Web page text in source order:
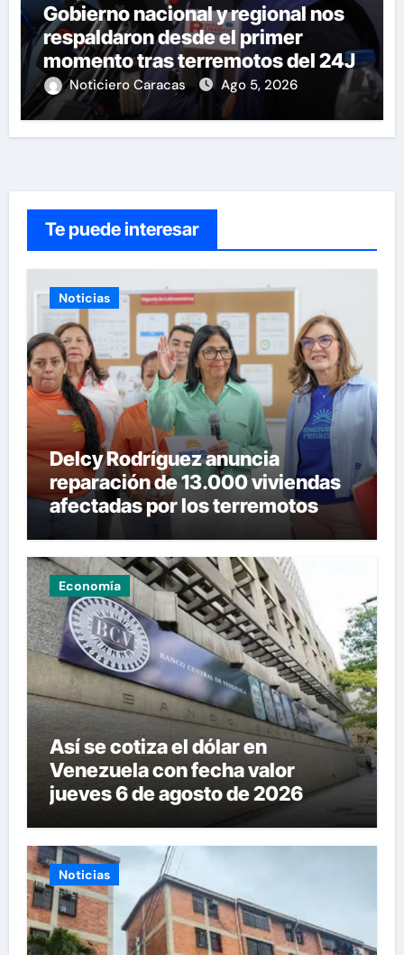
Gobierno nacional y regional nos
respaldaron desde el primer
momento tras terremotos del 24J
Noticiero Caracas Ago 5, 2026
Te puede interesar
Noticias
Delcy Rodríguez anuncia
reparación de 13.000 viviendas
afectadas por los terremotos
Economía
Así se cotiza el dólar en
Venezuela con fecha valor
jueves 6 de agosto de 2026
Noticias